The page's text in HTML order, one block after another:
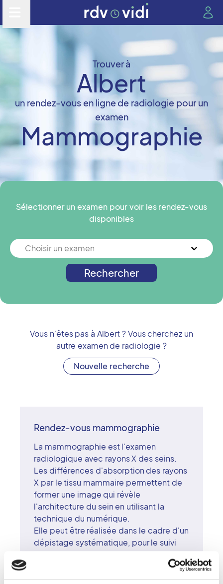
Trouver à
Albert
un rendez-vous en ligne de radiologie pour un
examen
Mammographie
Sélectionner un examen pour voir les rendez-vous
disponibles
Choisir un examen
Rechercher
Vous n'êtes pas à Albert? Vous cherchez un
autre examen de radiologie ?
Nouvelle recherche
Rendez-vous mammographie
La mammographie est l'examen
radiologique avec rayons X des seins.
Les différences d'absorption des rayons
X par le tissu mammaire permettent de
former une image qui révèle
l'architecture du sein en utilisant la
technique du numérique.
Elle peut être réalisée dans le cadre d'un
dépistage systématique, pour le suivi
d'un cancer du sein ou dans le cadre
rapportant aux pathologies de la glande